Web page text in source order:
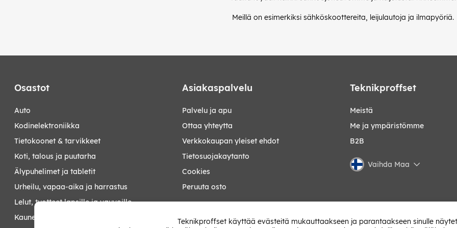
Meillä on esimerkiksi sähköskoottereita, leijulautoja ja ilmapyöriä.
Osastot
auto
kodinelektroniikka
tietokoonet & tarvikkeet
koti, talous ja puutarha
älypuhelimet ja tabletit
urheilu, vapaa-aika ja harrastus
lelut, tuotteet lapsille ja vauvoille
kauneus ja terveys
Asiakaspalvelu
Palvelu ja apu
Ottaa yhteytta
Verkkokaupan yleiset ehdot
Tietosuojakaytanto
Cookies
Peruuta osto
Teknikproffset
Meistä
Me ja ympäristömme
B2B
Vaihda Maa
Teknikproffset käyttää evästeitä mukauttaakseen ja parantaakseen sinulle